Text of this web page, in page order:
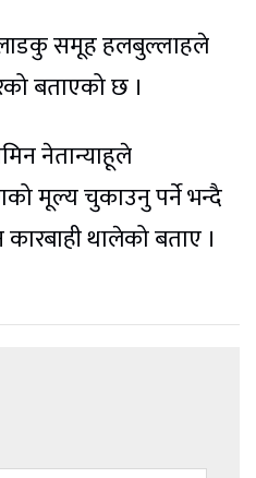
समूह हलबुल्लाहले
बताएको छ ।
नेतान्याहूले
मूल्य चुकाउनु पर्ने भन्दै
थालेको बताए ।